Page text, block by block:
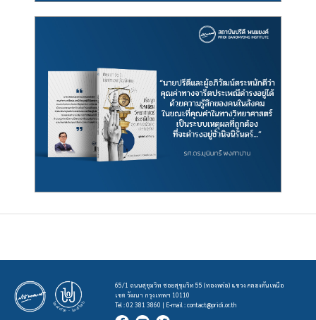
65/1 ถนนสุขุมวิท ซอยสุขุมวิท 55 (ทองหล่อ) แขวง คลองตันเหนือ
เขต วัฒนา กรุงเทพฯ 10110
Tel : 02 381 3860 | E-mail :contact@pridi.or.th